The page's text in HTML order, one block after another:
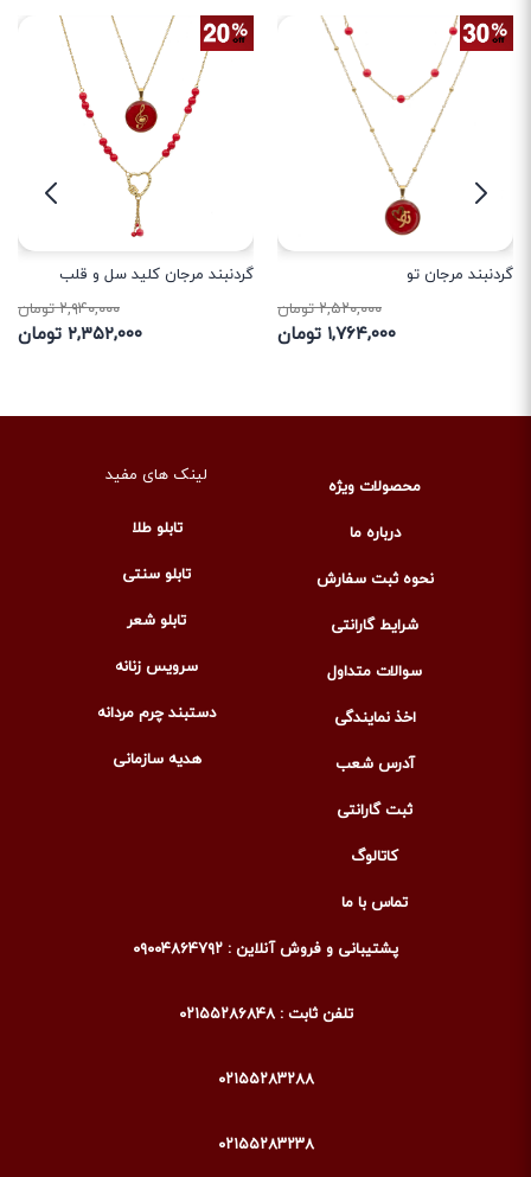
گردنبند مرجان تو
۲,۵۲۰,۰۰۰ تومان
۱,۷۶۴,۰۰۰ تومان
گردنبند مرجان کلید سل و قلب
۲,۹۴۰,۰۰۰ تومان
۲,۳۵۲,۰۰۰ تومان
محصولات ویژه
درباره ما
نحوه ثبت سفارش
شرایط گارانتی
سوالات متداول
اخذ نمایندگی
آدرس شعب
ثبت گارانتی
کاتالوگ
تماس با ما
لینک های مفید
تابلو طلا
تابلو سنتی
تابلو شعر
سرویس زنانه
دستبند چرم مردانه
هدیه سازمانی
پشتیبانی و فروش آنلاین : ۰۹۰۰۴۸۶۴۷۹۲
تلفن ثابت : ۰۲۱۵۵۲۸۶۸۴۸
۰۲۱۵۵۲۸۳۲۸۸
۰۲۱۵۵۲۸۳۲۳۸